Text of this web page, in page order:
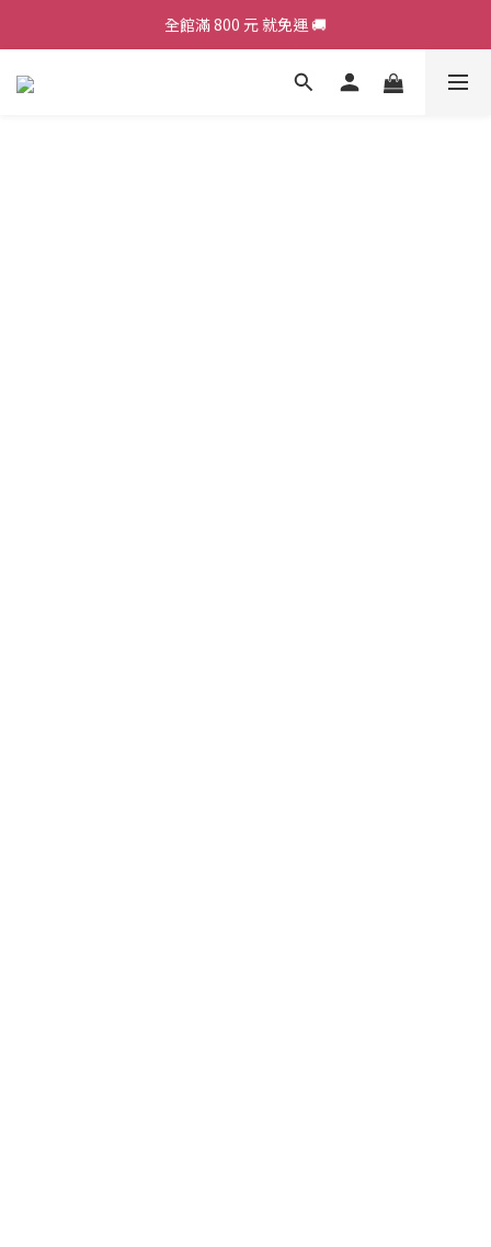
加入會員，現領 50 元購物金 ε٩(๑> ₃ <)۶з全館滿 800 元 就免運 🚚
加入會員，現領 50 元購物金 ε٩(๑> ₃ <)۶з